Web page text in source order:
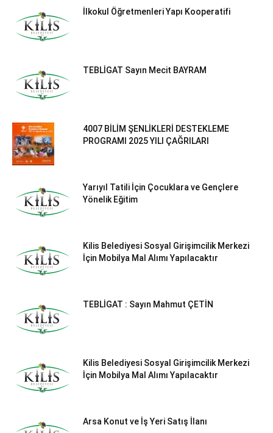
İlkokul Öğretmenleri Yapı Kooperatifi
TEBLİGAT Sayın Mecit BAYRAM
4007 BİLİM ŞENLİKLERİ DESTEKLEME
PROGRAMI 2025 YILI ÇAĞRILARI
Yarıyıl Tatili İçin Çocuklara ve Gençlere
Yönelik Eğitim
Kilis Belediyesi Sosyal Girişimcilik Merkezi
İçin Mobilya Mal Alımı Yapılacaktır
TEBLİGAT : Sayın Mahmut ÇETİN
Kilis Belediyesi Sosyal Girişimcilik Merkezi
İçin Mobilya Mal Alımı Yapılacaktır
Arsa Konut ve İş Yeri Satış İlanı